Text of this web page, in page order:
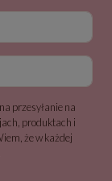
przesyłanie na
produktach i
że w każdej